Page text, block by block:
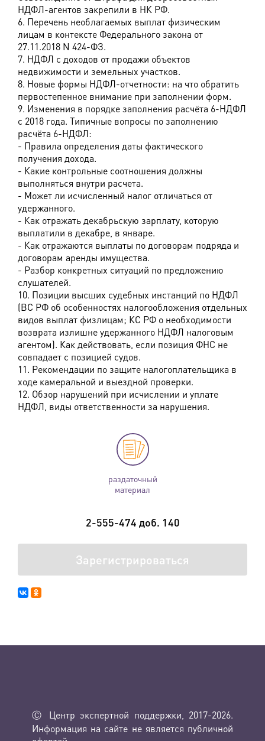
НДФЛ-агентов закрепили в НК РФ.
6. Перечень необлагаемых выплат физическим
лицам в контексте Федерального закона от
27.11.2018 N 424-ФЗ.
7. НДФЛ с доходов от продажи объектов
недвижимости и земельных участков.
8. Новые формы НДФЛ-отчетности: на что обратить
первостепенное внимание при заполнении форм.
9. Изменения в порядке заполнения расчёта 6-НДФЛ
с 2018 года. Типичные вопросы по заполнению
расчёта 6-НДФЛ:
- Правила определения даты фактического
получения дохода.
- Какие контрольные соотношения должны
выполняться внутри расчета.
- Может ли исчисленный налог отличаться от
удержанного.
- Как отражать декабрьскую зарплату, которую
выплатили в декабре, в январе.
- Как отражаются выплаты по договорам подряда и
договорам аренды имущества.
- Разбор конкретных ситуаций по предложению
слушателей.
10. Позиции высших судебных инстанций по НДФЛ
(ВС РФ об особенностях налогообложения отдельных
видов выплат физлицам; КС РФ о необходимости
возврата излишне удержанного НДФЛ налоговым
агентом). Как действовать, если позиция ФНС не
совпадает с позицией судов.
11. Рекомендации по защите налогоплательщика в
ходе камеральной и выездной проверки.
12. Обзор нарушений при исчислении и уплате
НДФЛ, виды ответственности за нарушения.
раздаточный
материал
2-555-474 доб. 140
Зарегистрироваться
Ⓒ Центр экспертной поддержки, 2017-2026.
Информация на сайте не является публичной